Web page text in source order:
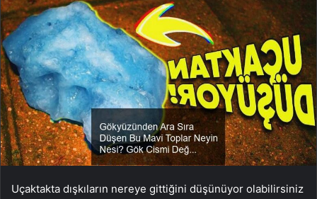
Uçaktakta dışkıların nereye gittiğini düşünüyor olabilirsiniz